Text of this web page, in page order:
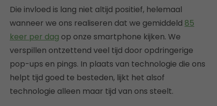
Die invloed is lang niet altijd positief, helemaal
wanneer we ons realiseren dat we gemiddeld 85
keer per dag op onze smartphone kijken. We
verspillen ontzettend veel tijd door opdringerige
pop-ups en pings. In plaats van technologie die ons
helpt tijd goed te besteden, lijkt het alsof
technologie alleen maar tijd van ons steelt.